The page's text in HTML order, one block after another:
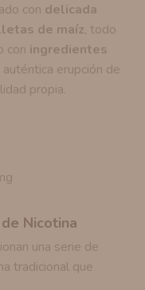
con delicada
de maíz, todo
con ingredientes
erupción de
propia.
Nicotina
una serie de
tradicional que